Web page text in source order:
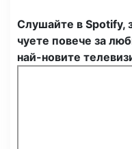
Слушайте в Spotify,
чуете повече за
най-новите